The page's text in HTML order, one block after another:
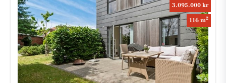
3.095.000 kr
116 m2